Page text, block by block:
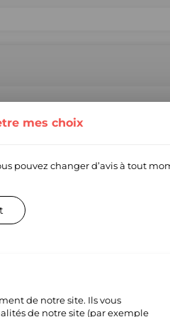
de produits et de marques de
aux détaillants officiels et
officiel et gérons le service
comprendre notre
concernant votre marque,
mes choix
pouvez changer d’avis à tout
de notre site. Ils vous
de notre site (par exemple